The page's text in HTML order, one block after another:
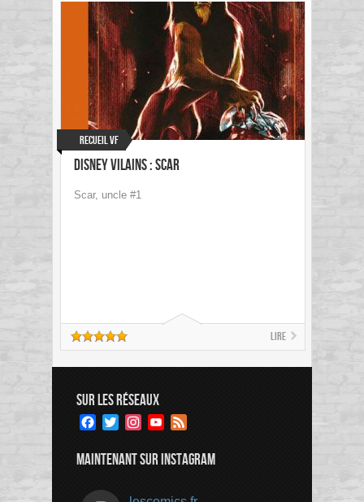
Recueil VF
Disney Vilains : Scar
Scar, uncle #1
Lire
SUR LES RÉSEAUX
Facebook
TwitterInstagramYouTube
MAINTENANT SUR INSTAGRAM